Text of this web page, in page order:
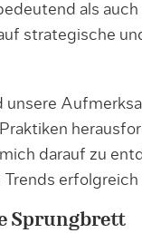
als
strategische
unsere
darauf zu
Sprungbrett